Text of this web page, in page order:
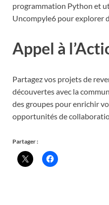
programmation Python et
Uncompyle6 pour explorer
Appel à
Partagez vos projets de
découvertes avec la
des groupes pour enrichir
opportunités de
Partager :